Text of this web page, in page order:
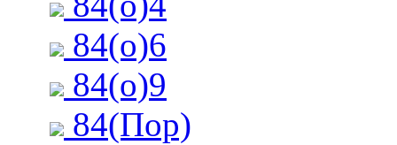
84(о)6
84(о)9
84(Пор)